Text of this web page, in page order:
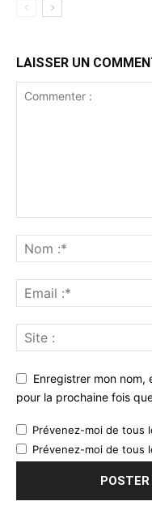
LAISSER UN
Enregistrer mon
pour la prochaine fois
Prévenez-moi de tous
Prévenez-moi de tous